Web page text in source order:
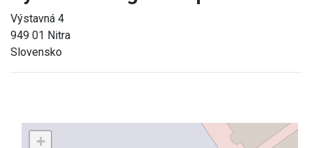
Výstavná 4
949 01 Nitra
Slovensko
+